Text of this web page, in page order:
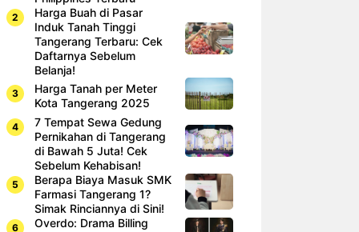
Harga Buah di Pasar
Induk Tanah Tinggi
Tangerang Terbaru: Cek
Daftarnya Sebelum
Belanja!
Harga Tanah per Meter
Kota Tangerang 2025
7 Tempat Sewa Gedung
Pernikahan di Tangerang
di Bawah 5 Juta! Cek
Sebelum Kehabisan!
Berapa Biaya Masuk SMK
Farmasi Tangerang 1?
Simak Rinciannya di Sini!
Overdo: Drama Billing